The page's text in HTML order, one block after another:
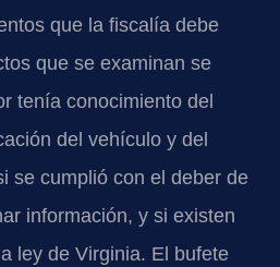
que la fiscalía debe
que se examinan se
tenía conocimiento del
del vehículo y del
se cumplió con el deber de
información, y si existen
ley de Virginia. El bufete